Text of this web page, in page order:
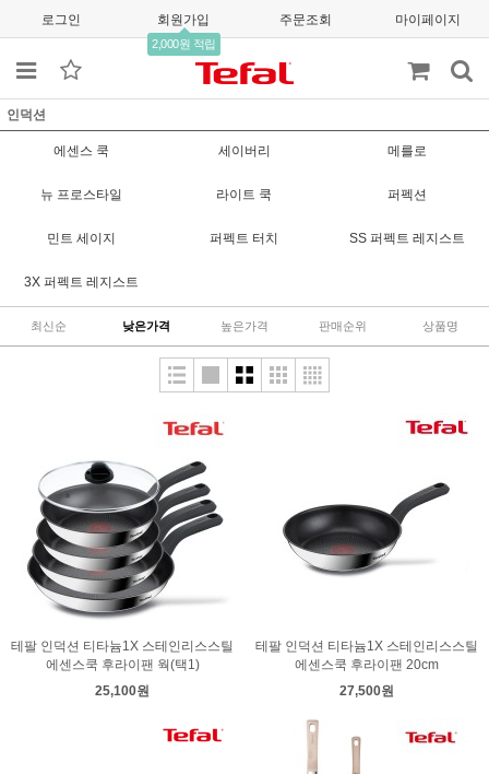
로그인 회원가입
2,000원 적립
주문조회 마이페이지
인덕션
에센스 쿡 세이버리 메를로
뉴 프로스타일 라이트 쿡 퍼펙션
민트 세이지 퍼펙트 터치 SS 퍼펙트 레지스트
3X 퍼펙트 레지스트
최신순 낮은가격 높은가격 판매순위 상품명
테팔 인덕션 티타늄1X 스테인리스스틸
에센스쿡 후라이팬 웍(택1)
25,100원
테팔 인덕션 티타늄1X 스테인리스스틸
에센스쿡 후라이팬 20cm
27,500원